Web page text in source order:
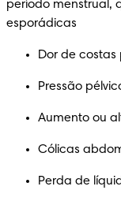
período menstrual,
esporádicas
Dor de
Pressão
Aumento ou
Cólicas
Perda de